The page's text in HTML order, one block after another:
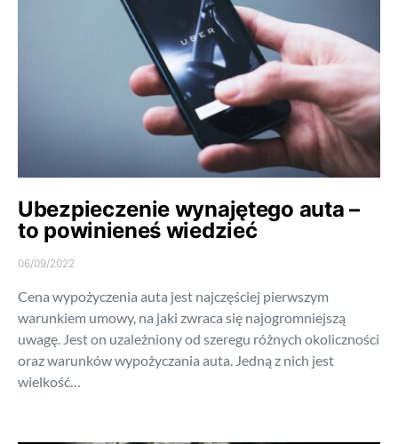
Ubezpieczenie wynajętego auta –
to powinieneś wiedzieć
06/09/2022
Cena wypożyczenia auta jest najczęściej pierwszym
warunkiem umowy, na jaki zwraca się najogromniejszą
uwagę. Jest on uzależniony od szeregu różnych okoliczności
oraz warunków wypożyczania auta. Jedną z nich jest
wielkość…